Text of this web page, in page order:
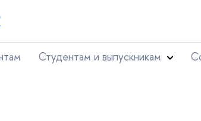
Студентам и выпускникам